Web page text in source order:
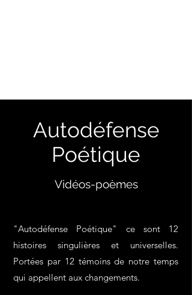
Autodéfense
Poétique
Vidéos-poèmes
"Autodéfense Poétique" ce sont 12
histoires singulières et universelles.
Portées par 12 témoins de notre temps
qui appellent aux changements.